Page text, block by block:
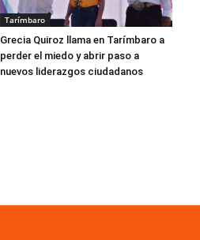
Tarímbaro
Grecia Quiroz llama en Tarímbaro a
perder el miedo y abrir paso a
nuevos liderazgos ciudadanos